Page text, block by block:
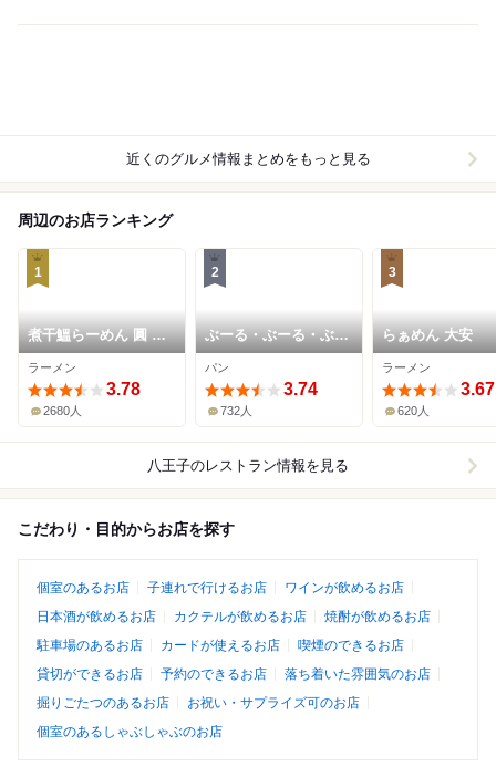
近くのグルメ情報まとめをもっと見る
周辺のお店ランキング
1
煮干鰮らーめん 圓 八
王子本店
ラーメン
3.78
2680人
2
ぶーる・ぶーる・ぶら
んじぇり
パン
3.74
732人
3
らぁめん 大安
ラーメン
3.67
620人
八王子のレストラン情報を見る
こだわり・目的からお店を探す
個室のあるお店 子連れで行けるお店
ワインが飲めるお店
日本酒が飲めるお店
カクテルが飲めるお店
焼酎が飲めるお店
駐車場のあるお店
カードが使えるお店
喫煙のできるお店
貸切ができるお店
予約のできるお店
落ち着いた雰囲気のお店
掘りごたつのあるお店
お祝い・サプライズ可のお店
個室のあるしゃぶしゃぶのお店